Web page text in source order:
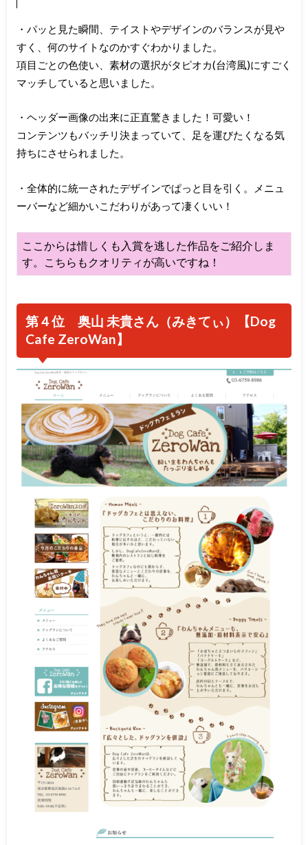
・パッと見た瞬間、テイストやデザインのバランスが見や
すく、何のサイトなのかすぐわかりました。
項目ごとの色使い、素材の選択がタピオカ(台湾風)にすごく
マッチしていると思いました。
・ヘッダー画像の出来に正直驚きました！可愛い！
コンテンツもバッチリ決まっていて、足を運びたくなる気
持ちにさせられました。
・全体的に統一されたデザインでぱっと目を引く。メニュ
ーバーなど細かいこだわりがあって凄くいい！
ここからは惜しくも入賞を逃した作品をご紹介しま
す。こちらもクオリティが高いですね！
第４位 奥山 未貴さん（みきてぃ）【Dog
Cafe ZeroWan】